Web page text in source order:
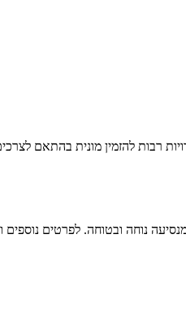
רבות להזמין מונית בהתאם
נוחה ובטוחה. לפרטים נוספים